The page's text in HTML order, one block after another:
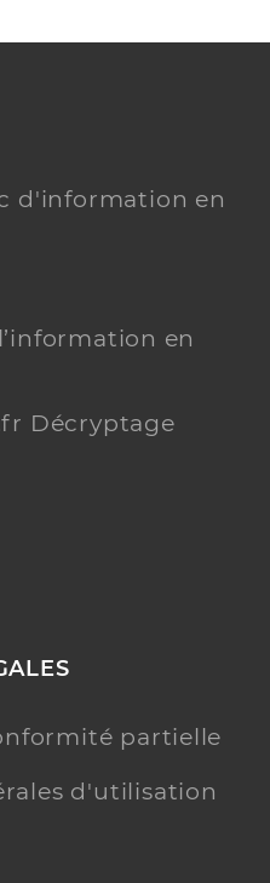
d'information en
en
Décryptage
partielle
d'utilisation